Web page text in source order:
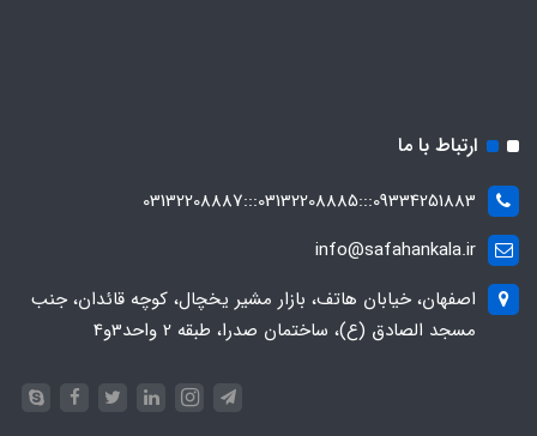
ارتباط با ما
09334251883:::03132208885:::03132208887
info@safahankala.ir
اصفهان، خیابان هاتف، بازار مشیر یخچال، کوچه قائدان، جنب
مسجد الصادق (ع)، ساختمان صدرا، طبقه 2 واحد3و4